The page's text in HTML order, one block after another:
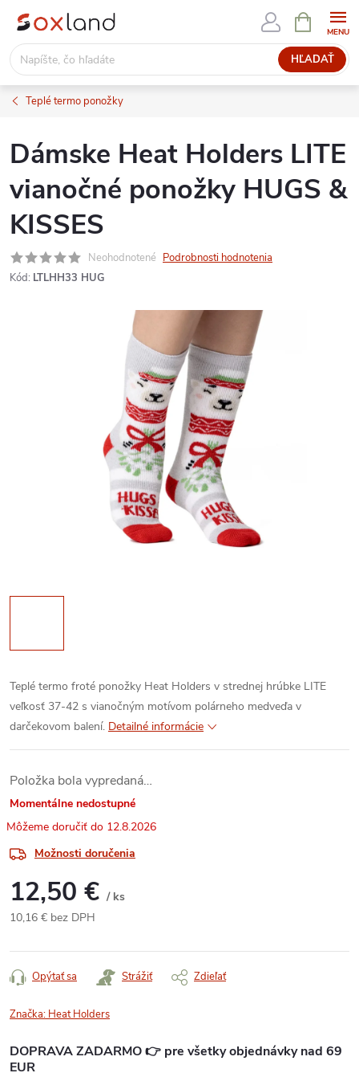
Prejsť
obsah
HĽADAŤ
KOŠÍK
Teplé termo ponožky
Dámske Heat Holders LITE
vianočné ponožky HUGS &
KISSES
Neohodnotené Podrobnosti hodnotenia
Kód: LTLHH33 HUG
Teplé termo froté ponožky Heat Holders v strednej hrúbke LITE
veľkosť 37-42 s vianočným motívom polárneho medveďa v
darčekovom balení. Detailné informácie
Položka bola vypredaná…
Momentálne nedostupné
12.8.2026
Možnosti doručenia
12,50 € / ks
10,16 € bez DPH
cena:
Opýtať sa Strážiť Zdieľať
Značka: Heat Holders
DOPRAVA ZADARMO 👉 pre všetky objednávky nad 69
EUR